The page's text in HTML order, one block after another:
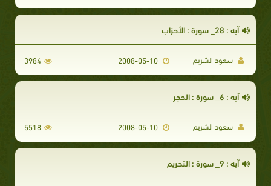
آيه : 28_ سورة : الأحزاب
سعود الشريم 2008-05-10
3984
آيه : 6_ سورة : الحجر
سعود الشريم 2008-05-10
5518
آيه : 9_ سورة : التحريم